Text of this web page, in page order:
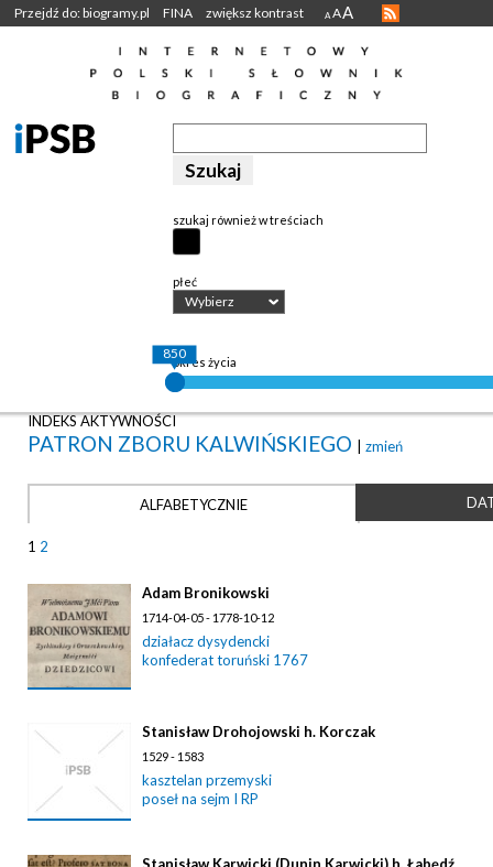
Przejdź do: biogramy.pl FINA zwiększ kontrast A AA
szukaj również w treściach
płeć
Wybierz
okres życia
850
INDEKS AKTYWNOŚCI
PATRON ZBORU KALWIŃSKIEGO | zmień
ALFABETYCZNIE
1 2
Adam Bronikowski
1714-04-05 - 1778-10-12
działacz dysydencki
konfederat toruński 1767
Stanisław Drohojowski h. Korczak
1529 - 1583
kasztelan przemyski
poseł na sejm I RP
Stanisław Karwicki (Dunin Karwicki) h. Łabędź